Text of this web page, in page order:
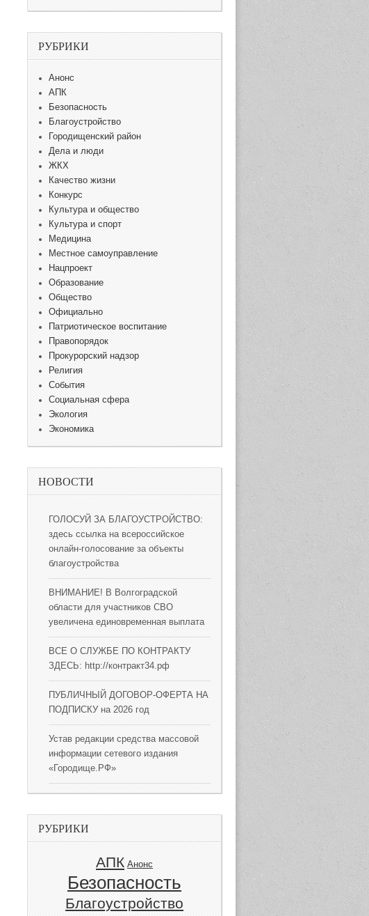
РУБРИКИ
Анонс
АПК
Безопасность
Благоустройство
Городищенский район
Дела и люди
ЖКХ
Качество жизни
Конкурс
Культура и общество
Культура и спорт
Медицина
Местное самоуправление
Нацпроект
Образование
Общество
Официально
Патриотическое воспитание
Правопорядок
Прокурорский надзор
Религия
События
Социальная сфера
Экология
Экономика
НОВОСТИ
ГОЛОСУЙ ЗА БЛАГОУСТРОЙСТВО:
здесь ссылка на всероссийское
онлайн-голосование за объекты
благоустройства
ВНИМАНИЕ! В Волгоградской
области для участников СВО
увеличена единовременная выплата
ВСЕ О СЛУЖБЕ ПО КОНТРАКТУ
ЗДЕСЬ: http://контракт34.рф
ПУБЛИЧНЫЙ ДОГОВОР-ОФЕРТА НА
ПОДПИСКУ на 2026 год
Устав редакции средства массовой
информации сетевого издания
«Городище.РФ»
РУБРИКИ
АПК Анонс
Безопасность
Благоустройство